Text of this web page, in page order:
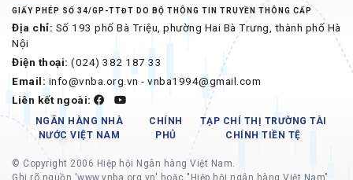
GIẤY PHÉP SỐ 34/GP-TTĐT DO BỘ THÔNG TIN TRUYỀN THÔNG CẤP
Địa chỉ: Số 193 phố Bà Triệu, phường Hai Bà Trưng, thành phố Hà
Nội
Điện thoại: (024) 382 187 33
Email: info@vnba.org.vn - vnba1994@gmail.com
Liên kết ngoài:
NGÂN HÀNG NHÀ
NƯỚC VIỆT NAM
CHÍNH
PHỦ
TẠP CHÍ THỊ TRƯỜNG TÀI
CHÍNH TIỀN TỆ
© Copyright 2006 Hiệp hội Ngân hàng Việt Nam.
Ghi rõ nguồn 'www.vnba.org.vn' hoặc "Hiệp hội ngân hàng Việt Nam"